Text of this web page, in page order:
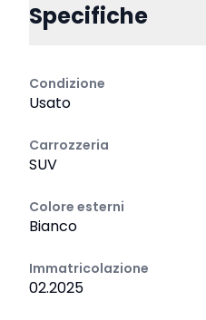
Specifiche
Condizione
Usato
Carrozzeria
SUV
Colore esterni
Bianco
Immatricolazione
02.2025